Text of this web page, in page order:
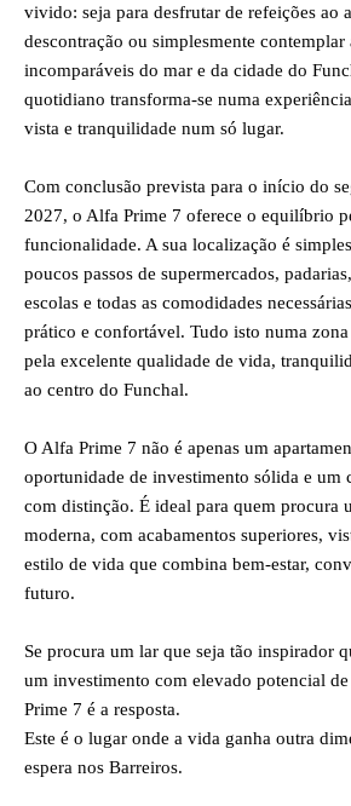
vivido: seja para desfrutar de refeições ao
descontração ou simplesmente contemplar
incomparáveis do mar e da cidade do
quotidiano transforma-se numa
vista e tranquilidade num só lugar.
Com conclusão prevista para o início do
2027, o Alfa Prime 7 oferece o equilíbrio
funcionalidade. A sua localização é
poucos passos de supermercados,
escolas e todas as comodidades
prático e confortável. Tudo isto numa
pela excelente qualidade de vida,
ao centro do Funchal.
O Alfa Prime 7 não é apenas um
oportunidade de investimento sólida e um
com distinção. É ideal para quem procura
moderna, com acabamentos superiores,
estilo de vida que combina bem-estar,
futuro.
Se procura um lar que seja tão inspirador
um investimento com elevado potencial
Prime 7 é a resposta.
Este é o lugar onde a vida ganha outra
espera nos Barreiros.